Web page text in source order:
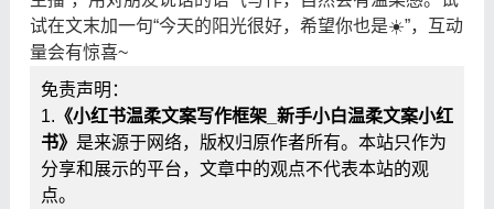
试在文末加一句“今天的阳光很好，希望你也是☀️”，互动
量会有惊喜~
免责声明：
1. 《小红书温柔文案写作框架_新手小白温柔文案小红
书》 是来源于网络，版权归原作者所有。本站只作为
分享和展示的平台，文章中的观点不代表本站的观
点。